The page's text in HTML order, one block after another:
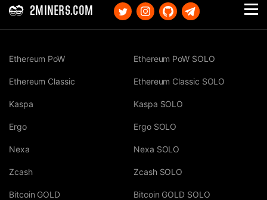
2MINERS.COM
Ethereum PoW
Ethereum Classic
Kaspa
Ergo
Nexa
Zcash
Bitcoin GOLD
Ethereum PoW SOLO
Ethereum Classic SOLO
Kaspa SOLO
Ergo SOLO
Nexa SOLO
Zcash SOLO
Bitcoin GOLD SOLO